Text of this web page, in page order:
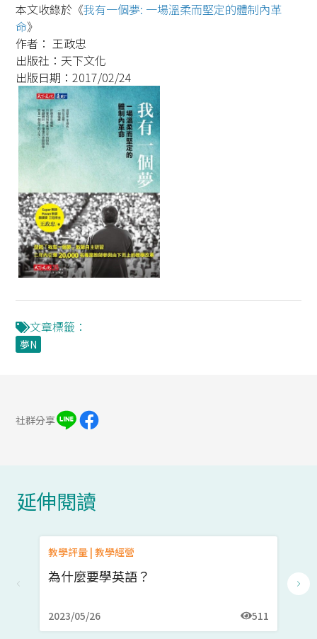
本文收錄於《我有一個夢: 一場溫柔而堅定的體制內革
命》
作者： 王政忠
出版社：天下文化
出版日期：2017/02/24
文章標籤：
夢N
社群分享
延伸閱讀
教學評量 | 教學經營
為什麼要學英語？
2023/05/26 511